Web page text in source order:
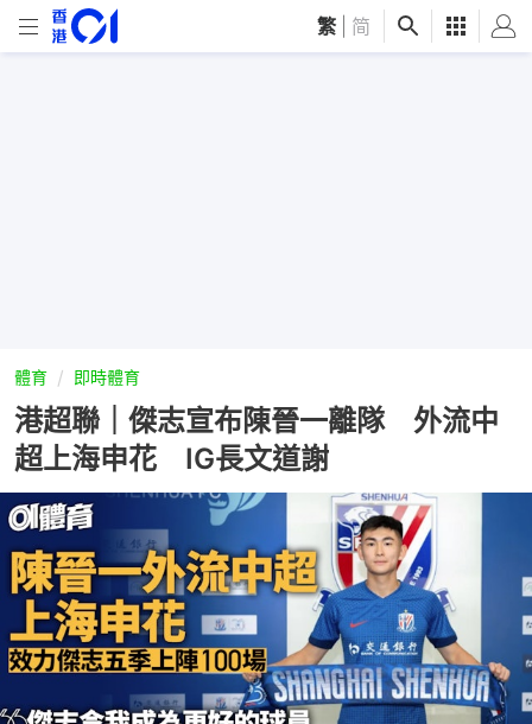
繁 简
體育 即時體育
港超聯｜傑志宣布陳晉一離隊 外流中
超上海申花 IG長文道謝